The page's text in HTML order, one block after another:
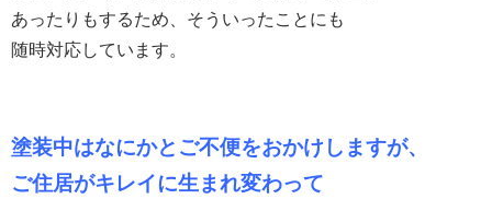
あったりもするため、そういったことにも
随時対応しています。
塗装中はなにかとご不便をおかけしますが、
ご住居がキレイに生まれ変わって